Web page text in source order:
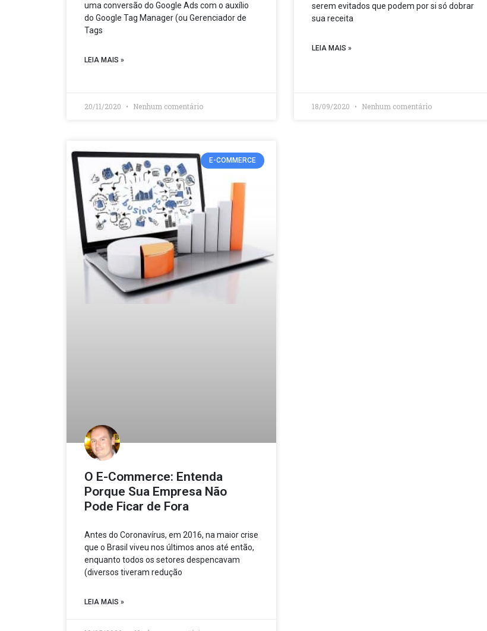
uma conversão do Google Ads com o auxílio
do Google Tag Manager (ou Gerenciador de
Tags
LEIA MAIS »
20/11/2020 Nenhum comentário
serem evitados que podem por si só dobrar
sua receita
LEIA MAIS »
18/09/2020 Nenhum comentário
E-COMMERCE
O E-Commerce: Entenda
Porque Sua Empresa Não
Pode Ficar de Fora
Antes do Coronavírus, em 2016, na maior crise
que o Brasil viveu nos últimos anos até então,
enquanto todos os setores despencavam
(diversos tiveram redução
LEIA MAIS »